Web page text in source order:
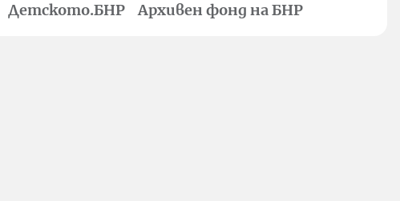
Детското.БНР Архивен фонд на БНР